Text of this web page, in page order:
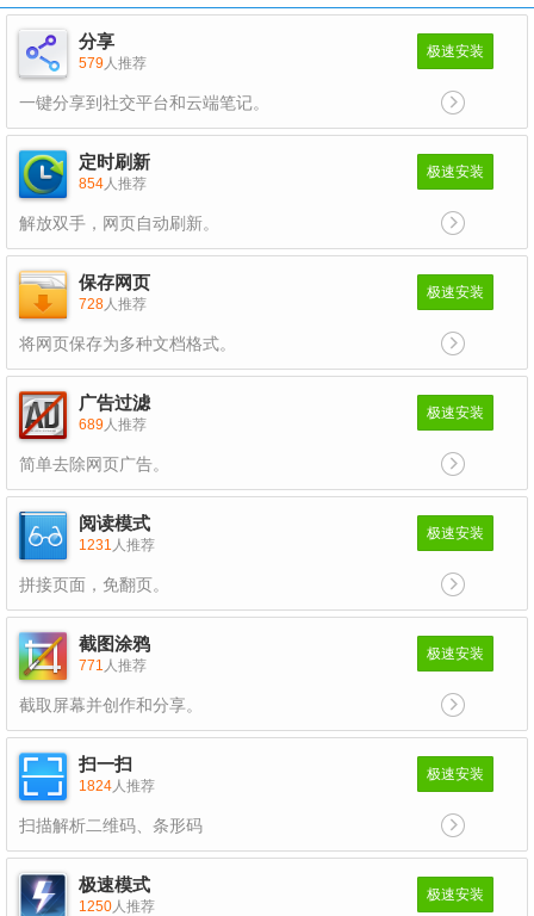
分享
579人推荐
一键分享到社交平台和云端笔记。
极速安装
定时刷新
854人推荐
解放双手，网页自动刷新。
极速安装
保存网页
728人推荐
将网页保存为多种文档格式。
极速安装
广告过滤
689人推荐
简单去除网页广告。
极速安装
阅读模式
1231 人推荐
拼接页面，免翻页。
极速安装
截图涂鸦
771 人推荐
截取屏幕并创作和分享。
极速安装
扫一扫
1824人推荐
扫描解析二维码、条形码
极速安装
极速模式
1250人推荐
极速安装